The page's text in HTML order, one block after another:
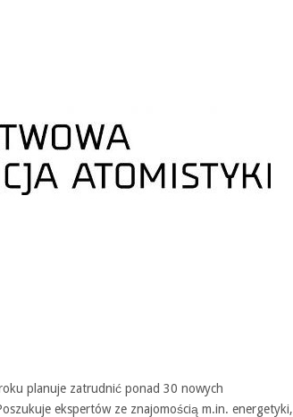
planuje zatrudnić ponad 30 nowych
ekspertów ze znajomością m.in. energetyki,